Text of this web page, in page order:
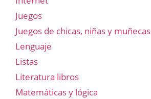
Juegos
Juegos de chicas, niñas y muñecas
Lenguaje
Listas
Literatura libros
Matemáticas y lógica